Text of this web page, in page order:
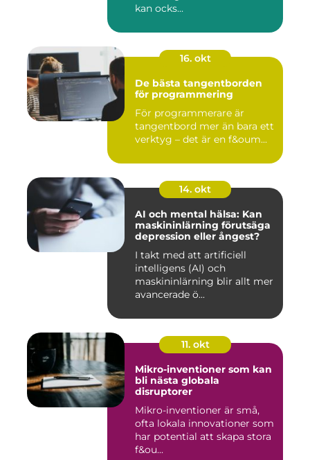
kan ocks...
16. okt
De bästa tangentborden
för programmering
För programmerare är
tangentbord mer än bara ett
verktyg – det är en f&oum...
14. okt
AI och mental hälsa: Kan
maskininlärning förutsäga
depression eller ångest?
I takt med att artificiell
intelligens (AI) och
maskininlärning blir allt mer
avancerade ö...
11. okt
Mikro-inventioner som kan
bli nästa globala
disruptorer
Mikro-inventioner är små,
ofta lokala innovationer som
har potential att skapa stora
f&ou...